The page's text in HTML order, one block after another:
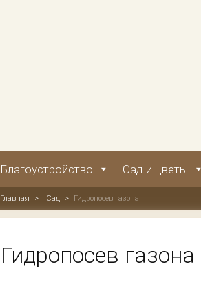
Благоустройство Сад и цветы
Главная > Сад > Гидропосев газона
Гидропосев газона